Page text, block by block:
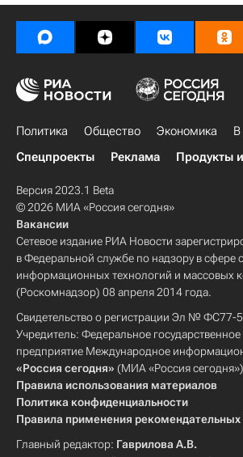
Политика Общество Экономика
Спецпроекты
Реклама Продукты
Версия 2023.1 Beta
© 2026 МИА «Россия сегодня»
Вакансии
Сетевое издание РИА Новости
в Федеральной службе по надзору в сфере
информационных технологий и массовых
(Роскомнадзор) 08 апреля 2014 года.
Свидетельство о регистрации Эл № ФС77-
Учредитель: Федеральное государственное
предприятие Международное
«Россия сегодня» (МИА «Россия
Правила использования материалов
Политика конфиденциальности
Правила применения рекомендательных
Главный редактор: Гаврилова А.В.